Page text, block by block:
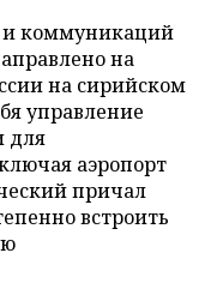
коммуникаций
на
на сирийском
управление
для
аэропорт
причал
встроить